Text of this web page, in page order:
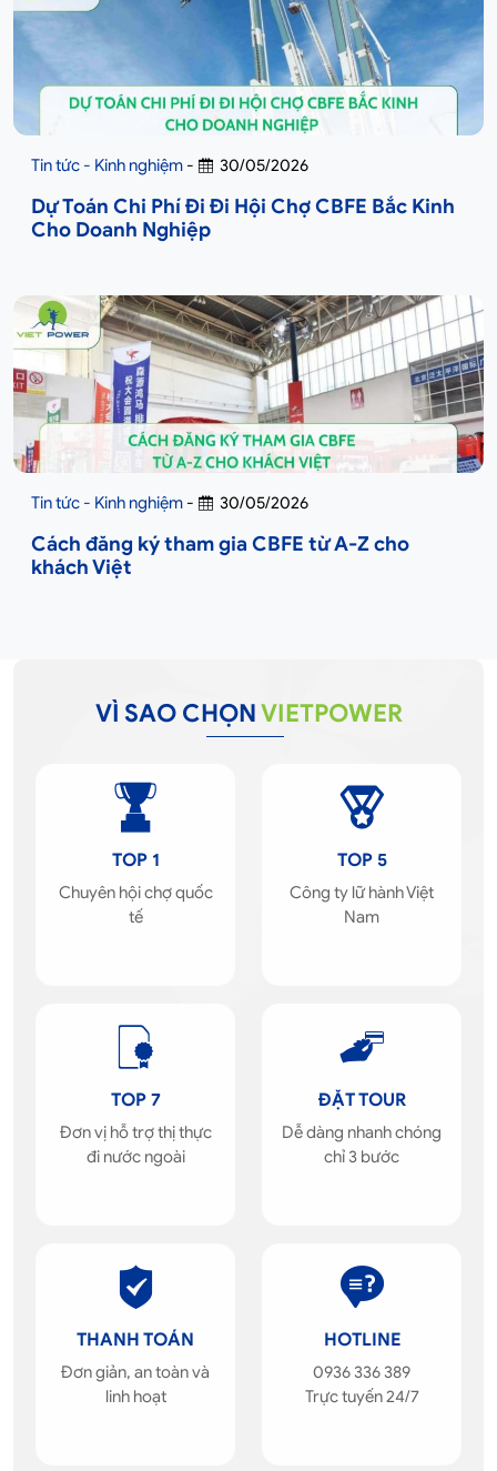
Tin tức - Kinh nghiệm - 30/05/2026
Dự Toán Chi Phí Đi Đi Hội Chợ CBFE Bắc Kinh
Cho Doanh Nghiệp
Tin tức - Kinh nghiệm - 30/05/2026
Cách đăng ký tham gia CBFE từ A-Z cho
khách Việt
VÌ SAO CHỌNVIETPOWER
TOP 1
Chuyên hội chợ quốc
tế
TOP 5
Công ty lữ hành Việt
Nam
TOP 7
Đơn vị hỗ trợ thị thực
đi nước ngoài
ĐẶT TOUR
Dễ dàng nhanh chóng
chỉ 3 bước
THANH TOÁN
Đơn giản, an toàn và
linh hoạt
HOTLINE
0936 336 389
Trực tuyến 24/7